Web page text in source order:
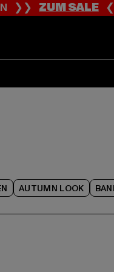
❯❯ZUM SALE
AUTUMN LOOK